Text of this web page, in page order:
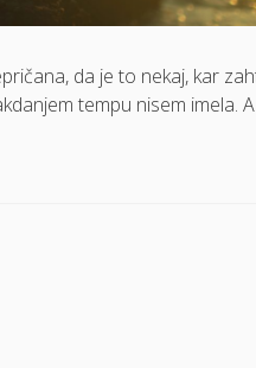
da je to nekaj, kar
tempu nisem imela.